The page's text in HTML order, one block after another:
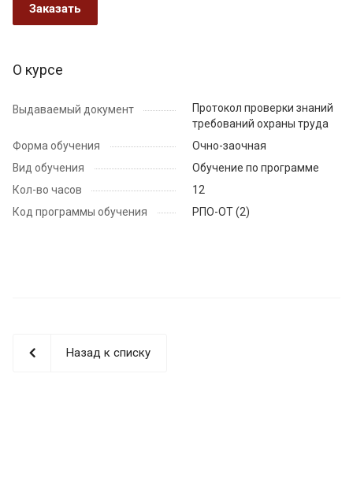
Заказать
О курсе
Выдаваемый документ
Протокол проверки знаний
требований охраны труда
Форма обучения
Очно-заочная
Вид обучения
Обучение по программе
Кол-во часов
12
Код программы обучения
РПО-ОТ (2)
Назад к списку